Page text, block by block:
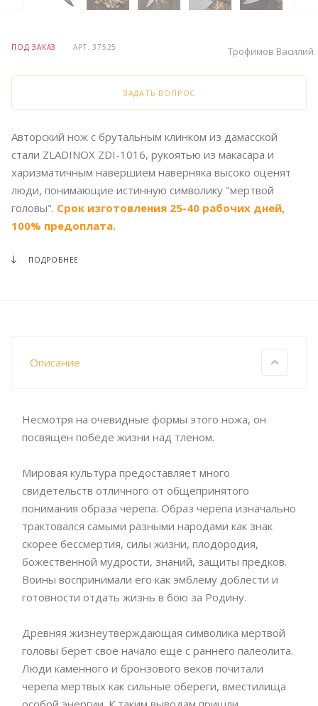
ПОД ЗАКАЗ АРТ.37525 Трофимов Василий
ЗАДАТЬ ВОПРОС
Авторский нож с брутальным клинком из дамасской
стали ZLADINOX ZDI-1016, рукоятью из макасара и
харизматичным навершием наверняка высоко оценят
люди, понимающие истинную символику "мертвой
головы". Срок изготовления 25-40 рабочих дней,
100% предоплата.
ПОДРОБНЕЕ
Описание
Несмотря на очевидные формы этого ножа, он
посвящен победе жизни над тленом.
Мировая культура предоставляет много
свидетельств отличного от общепринятого
понимания образа черепа. Образ черепа изначально
трактовался самыми разными народами как знак
скорее бессмертия, силы жизни, плодородия,
божественной мудрости, знаний, защиты предков.
Воины воспринимали его как эмблему доблести и
готовности отдать жизнь в бою за Родину.
Древняя жизнеутверждающая символика мертвой
головы берет свое начало еще с раннего палеолита.
Люди каменного и бронзового веков почитали
черепа мертвых как сильные обереги, вместилища